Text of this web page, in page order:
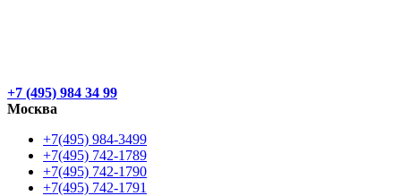
+7 (495) 984 34 99
Москва
+7(495) 984-3499
+7(495) 742-1789
+7(495) 742-1790
+7(495) 742-1791